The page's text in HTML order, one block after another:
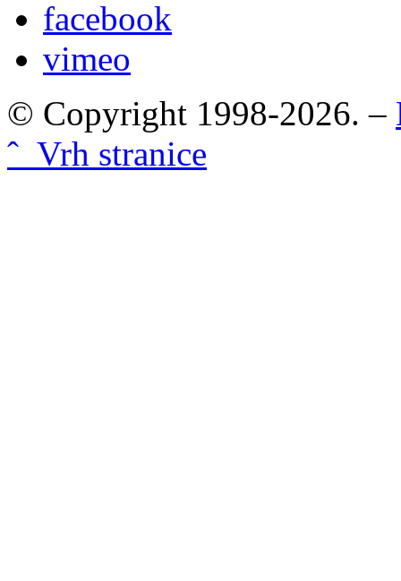
facebook
vimeo
© Copyright 1998-2026. –
ˆ Vrh stranice